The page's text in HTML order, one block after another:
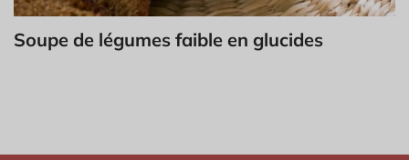
Soupe de légumes faible en glucides